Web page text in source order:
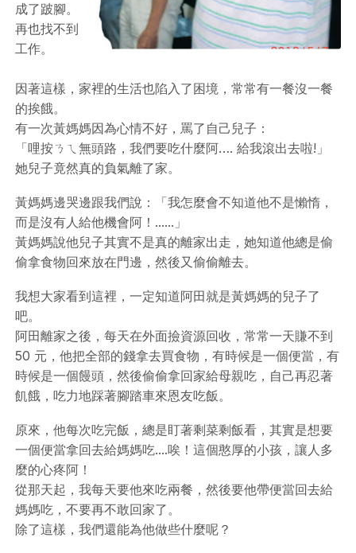
成了跛腳。
再也找不到
工作。
因著這樣，家裡的生活也陷入了困境，常常有一餐沒一餐
的挨餓。
有一次黃媽媽因為心情不好，罵了自己兒子：
「哩按ㄋㄟ無頭路，我們要吃什麼阿…. 給我滾出去啦!」
她兒子竟然真的負氣離了家。
黃媽媽邊哭邊跟我們說：「我怎麼會不知道他不是懶惰，
而是沒有人給他機會阿！......」
黃媽媽說他兒子其實不是真的離家出走，她知道他總是偷
偷拿食物回來放在門邊，然後又偷偷離去。
我想大家看到這裡，一定知道阿田就是黃媽媽的兒子了
吧。
阿田離家之後，每天在外面撿資源回收，常常一天賺不到
50 元，他把全部的錢拿去買食物，有時候是一個便當，有
時候是一個饅頭，然後偷偷拿回家給母親吃，自己再忍著
飢餓，吃力地踩著腳踏車來恩友吃飯。
原來，他每次吃完飯，總是盯著剩菜剩飯看，其實是想要
一個便當拿回去給媽媽吃....唉！這個憨厚的小孩，讓人多
麼的心疼阿！
從那天起，我每天要他來吃兩餐，然後要他帶便當回去給
媽媽吃，不要再不敢回家了。
除了這樣，我們還能為他做些什麼呢？